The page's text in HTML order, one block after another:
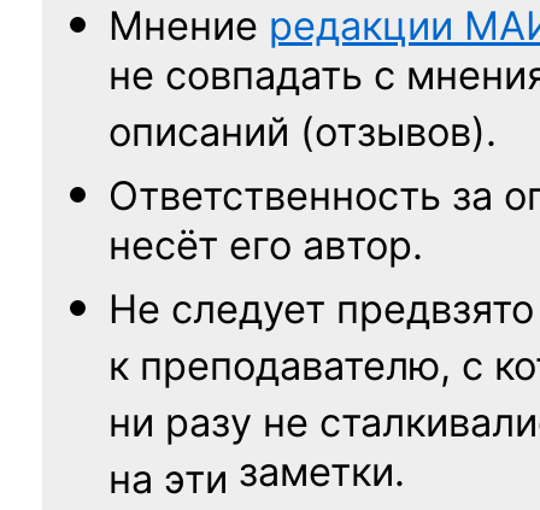
Мнение редакции
не совпадать с
описаний (отзывов).
Ответственность за
несёт его автор.
Не следует
к преподавателю, с
ни разу не
на эти заметки.